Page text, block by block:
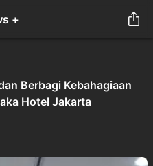
+
Berbagi Kebahagiaan
Hotel Jakarta